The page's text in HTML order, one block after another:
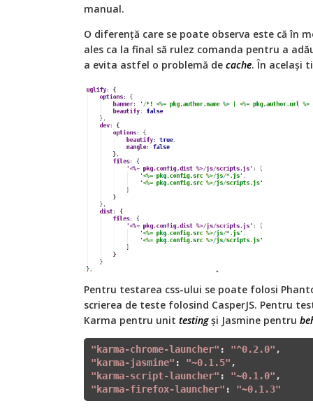
manual.
O diferență care se poate observa este că în
ales ca la final să rulez comanda pentru a
a evita astfel o problemă de cache. În același
Pentru testarea css-ului se poate folosi
scrierea de teste folosind CasperJS. Pentru
Karma pentru unit testingși Jasmine pentru
"karma-chrome-launcher" : "^0.2.0"
"karma-jasmine" : "~0.1.5"
"karma-script-launcher" : "~0.1.0"
"karma-firefox-launcher" : "~0.1.3"